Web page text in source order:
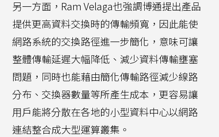
另一方面，Ram Velaga也強調博通提出產品
提供更高資料交換時的傳輸頻寬，因此能使
網路系統的交換路徑進一步簡化，意味可讓
整體傳輸延遲大幅降低、減少資料傳輸壅塞
問題，同時也能藉由簡化傳輸路徑減少線路
分布、交換器數量等所產生成本，更容易讓
用戶能將分散在各地的小型資料中心以網路
連結整合成大型運算叢集。